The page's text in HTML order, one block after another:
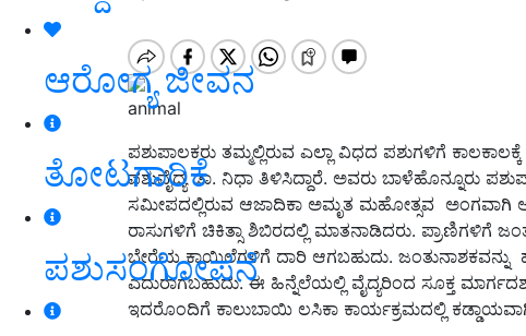
ಆರೋಗ್ಯ ಜೀವನ
ತೋಟಗಾರಿಕೆ
ಪಶುಸಂಗೋಪನೆ
animal
ಪಶುಪಾಲಕರು ತಮ್ಮಲ್ಲಿರುವ ಎಲ್ಲಾ ವಿಧದ ಪಶುಗಳಿಗೆ
ಪಶುವೈದ್ಯ ಡಾ. ನಿಧಾ ತಿಳಿಸಿದ್ದಾರೆ. ಅವರು ಬಾಳೆಹೊನ್ನೂರು
ಸಮೀಪದಲ್ಲಿರುವ ಆಜಾದಿಕಾ ಅಮೃತ ಮಹೋತ್ಸವ ಅಂಗವಾಗಿ
ರಾಸುಗಳಿಗೆ ಚಿಕಿತ್ಸಾ ಶಿಬಿರದಲ್ಲಿ ಮಾತನಾಡಿದರು. ಪ್ರಾಣಿಗಳಿಗೆ
ಬೇರೆಯ ಕಾಯಿಲೆಗಳಿಗೆ ದಾರಿ ಆಗಬಹುದು. ಜಂತುನಾಶಕವನ್ನು
ಎದುರಾಗಬಹುದು. ಈ ಹಿನ್ನೆಲೆಯಲ್ಲಿ ವೈದ್ಯರಿಂದ ಸೂಕ್ತ
ಇದರೊಂದಿಗೆ ಕಾಲುಬಾಯಿ ಲಸಿಕಾ ಕಾರ್ಯಕ್ರಮದಲ್ಲಿ